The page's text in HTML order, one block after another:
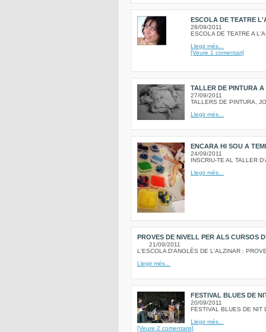
ESCOLA DE TEATRE
28/09/2011
ESCOLA DE TEATRE A
Llegir més...
[Veure 1 comentari]
TALLER DE PINTURA
27/09/2011
TALLERS DE PINTURA,
Llegir més...
ENCARA HI SOU A
24/09/2011
INSCRIU-TE AL TALLER
Llegir més...
PROVES DE NIVELL PER ALS CURSOS
21/09/2011
L'ESCOLA D'ANGLÈS DE L'ALZINAR :
Llegir més...
FESTIVAL BLUES DE
20/09/2011
FESTIVAL BLUES DE NIT
Llegir més...
[Veure 2 comentaris]